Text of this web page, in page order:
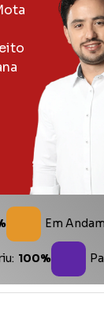
Em
100%